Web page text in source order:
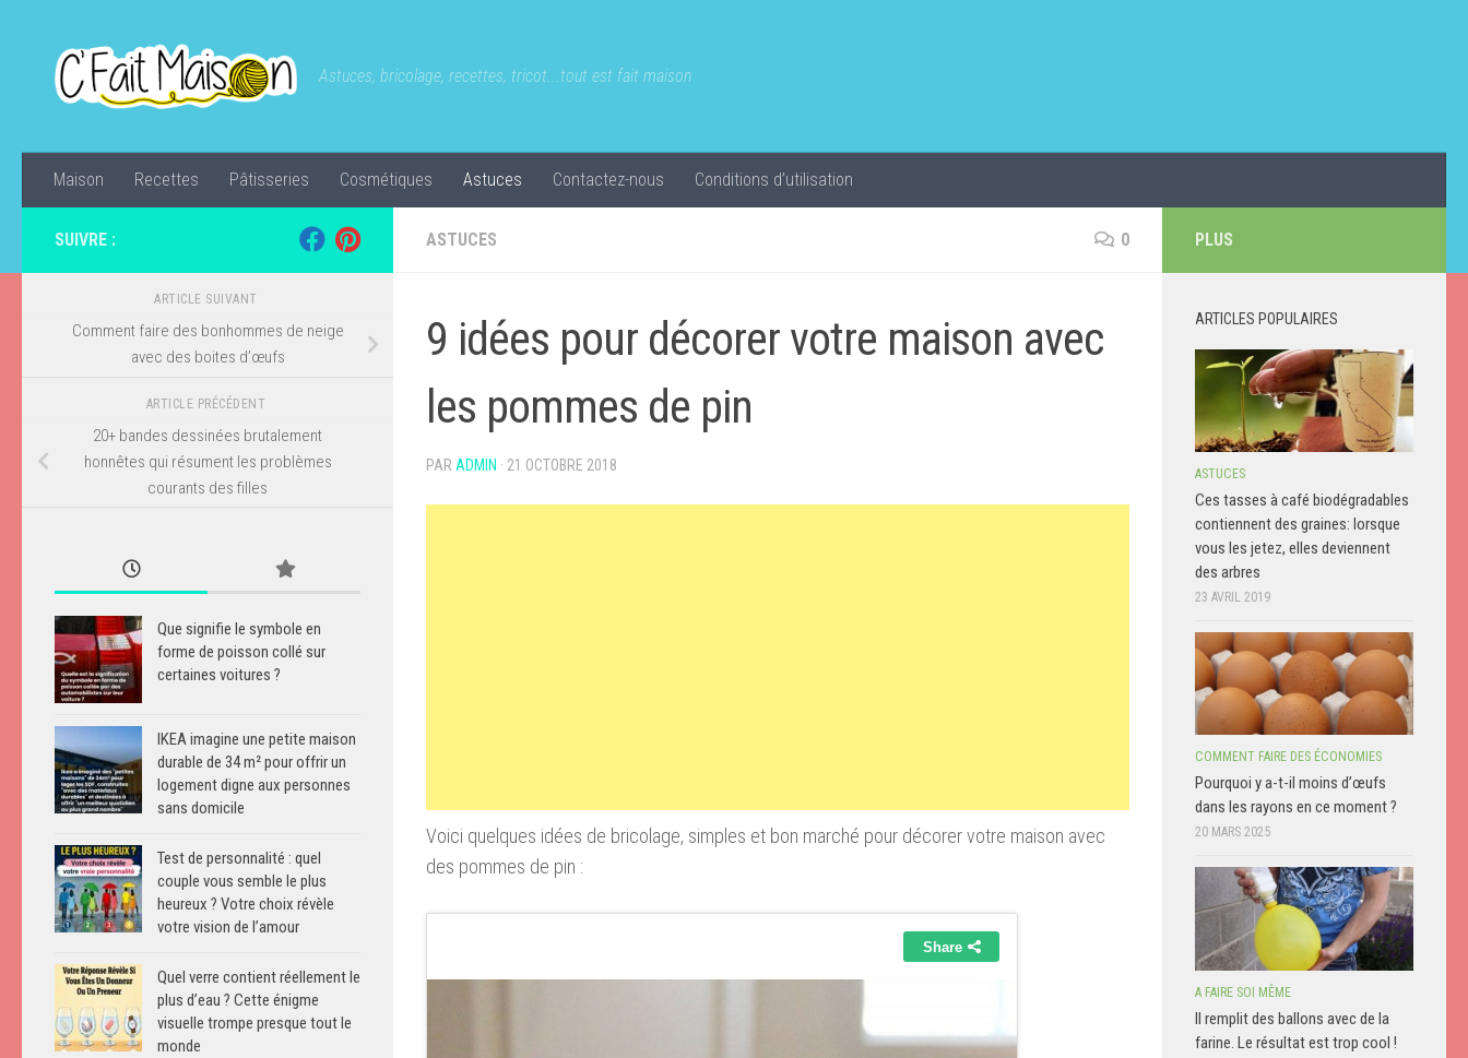
Astuces, bricolage, recettes, tricot...tout est fait maison
Maison Recettes Pâtisseries Cosmétiques Astuces Contactez-nous Conditions d’utilisation
ASTUCES 0
9 idées pour décorer votre maison avec
les pommes de pin
PAR ADMIN · 21 OCTOBRE 2018
Voici quelques idées de bricolage, simples et bon marché pour décorer votre maison avec
des pommes de pin :
SUIVRE :
ARTICLE SUIVANT
Comment faire des bonhommes de neige
avec des boites d’œufs
ARTICLE PRÉCÉDENT
20+ bandes dessinées brutalement
honnêtes qui résument les problèmes
courants des filles
Que signifie le symbole en
forme de poisson collé sur
certaines voitures ?
IKEA imagine une petite maison
durable de 34 m² pour offrir un
logement digne aux personnes
sans domicile
Test de personnalité : quel
couple vous semble le plus
heureux ? Votre choix révèle
votre vision de l’amour
Quel verre contient réellement le
plus d’eau ? Cette énigme
visuelle trompe presque tout le
monde
PLUS
ARTICLES POPULAIRES
ASTUCES
Ces tasses à café biodégradables
contiennent des graines: lorsque
vous les jetez, elles deviennent
des arbres
23 AVRIL 2019
COMMENT FAIRE DES ÉCONOMIES
Pourquoi y a-t-il moins d’œufs
dans les rayons en ce moment ?
20 MARS 2025
A FAIRE SOI MÊME
Il remplit des ballons avec de la
farine. Le résultat est trop cool !